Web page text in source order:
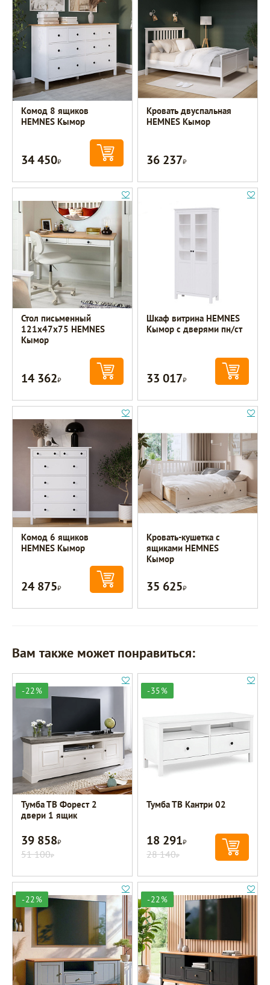
Комод 8 ящиков
HEMNES Кымор
34 450Р
Кровать двуспальная
HEMNES Кымор
36 237Р
Стол письменный
121х47х75 HEMNES
Кымор
14 362Р
Шкаф витрина HEMNES
Кымор с дверями пн/ст
33 017Р
Комод 6 ящиков
HEMNES Кымор
24 875Р
Кровать-кушетка с
ящиками HEMNES
Кымор
35 625Р
Вам также может понравиться:
-22%
Тумба ТВ Форест 2
двери 1 ящик
39 858Р
51 100Р
-35%
Тумба ТВ Кантри 02
18 291Р
28 140Р
-22% -22%